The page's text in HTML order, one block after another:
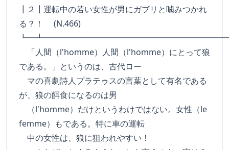
┃２┃運転中の若い女性が男にガブリと噛みつかれ
る？！ (N.466)
「人間（l'homme）人間（l'homme）にとって狼
である。」というのは、古代ロー
マの喜劇詩人プラテゥスの言葉として有名である
が、狼の餌食になるのは男
（l'homme）だけというわけではない。女性（le
femme）もである。特に車の運転
中の女性は、狼に狙われやすい！